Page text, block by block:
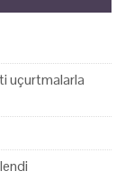
uçurtmalarla